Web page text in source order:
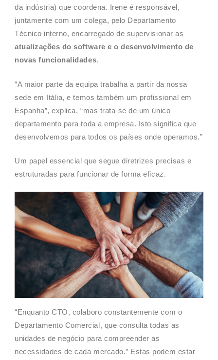
da indústria) que coordena. Irene é responsável,
juntamente com um colega, pelo Departamento
Técnico interno, encarregado de supervisionar as
atualizações do software e o desenvolvimento de
novas funcionalidades.
“A maior parte da equipa trabalha a partir da nossa
sede em Itália, e temos também um profissional em
Espanha”, explica, “mas trata-se de um único
departamento para toda a empresa. Isto significa que
desenvolvemos para todos os países onde operamos.”
Um papel essencial que segue diretrizes precisas e
estruturadas para funcionar de forma eficaz.
“Enquanto CTO, colaboro constantemente com o
Departamento Comercial, que consulta todas as
unidades de negócio para compreender as
necessidades de cada mercado.” Estas podem estar